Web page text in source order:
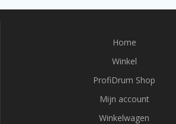
Home
Winkel
ProfiDrum Shop
Mijn account
Winkelwagen